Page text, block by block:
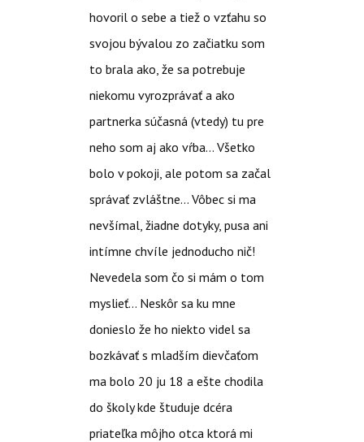
hovoril o sebe a tiež o vzťahu so
svojou bývalou zo začiatku som
to brala ako, že sa potrebuje
niekomu vyrozprávať a ako
partnerka súčasná (vtedy) tu pre
neho som aj ako vŕba… Všetko
bolo v pokoji, ale potom sa začal
správať zvláštne… Vôbec si ma
nevšímal, žiadne dotyky, pusa ani
intímne chvíle jednoducho nič!
Nevedela som čo si mám o tom
myslieť… Neskôr sa ku mne
donieslo že ho niekto videl sa
bozkávať s mladším dievčaťom
ma bolo 20 ju 18 a ešte chodila
do školy kde študuje dcéra
priateľka môjho otca ktorá mi